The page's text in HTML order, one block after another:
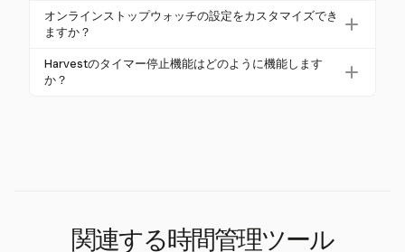
アラートなどの追加機能を提供します。
とのパフォーマンスを追跡するのに便利です。
オンラインストップウォッチは通常、ミリ秒単位の
精度を提供し、1/100秒または1/1000秒までの時間
能やブラウザの設定によって異なる場合がありま
す。
オンラインストップウォッチの設定をカスタマイズでき
ますか？
はい、多くのオンラインストップウォッチは、ダー
クモードの切り替え、フォントサイズの調整、カス
Harvestのタイマー停止機能はどのように機能します
か？
関連する時間管理ツール